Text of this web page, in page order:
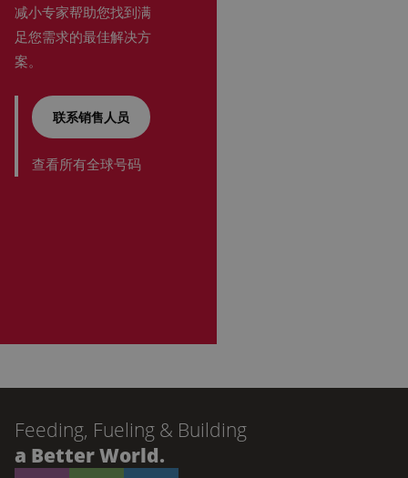
减小专家帮助您找到满
足您需求的最佳解决方
案。
联系销售人员
查看所有全球号码
Feeding, Fueling & Building
a Better World.